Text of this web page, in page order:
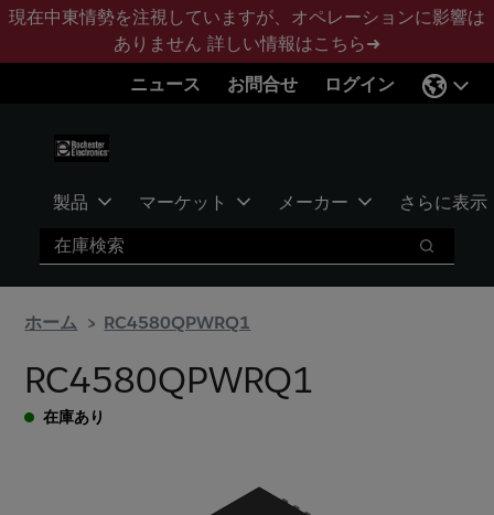
メ
ン
フ
タ
現在中東情勢を注視していますが、オペレーションに影響は
ありません 詳しい情報はこちら➜
ニュース
お問合せ ログイン
製品 マーケット メーカー さらに表示
検索
検索
ホーム RC4580QPWRQ1
RC4580QPWRQ1
在庫あり